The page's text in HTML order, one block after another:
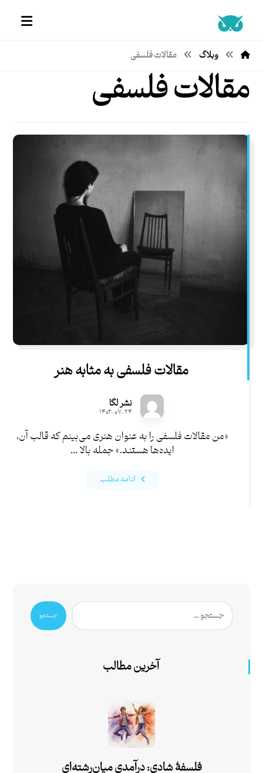
وبلاگ مقالات فلسفی
مقالات فلسفی
مقالات فلسفی به مثابه هنر
نشر لگا
۱۴۰۲-۰۷-۲۴
«من مقالات فلسفی را به عنوان هنری می‌بینم که قالب آن‌،
ایده‌ها هستند.» جمله‌ بالا ...
ادامه مطلب
جستجو
آخرین مطالب
فلسفۀ شادی: درآمدی میان‌رشته‌ای